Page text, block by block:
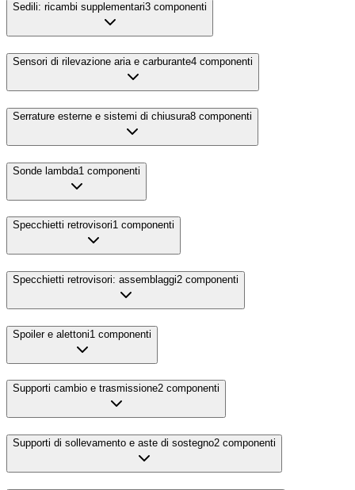
Sedili: ricambi supplementari3 componenti
Sensori di rilevazione aria e carburante4 componenti
Serrature esterne e sistemi di chiusura8 componenti
Sonde lambda1 componenti
Specchietti retrovisori1 componenti
Specchietti retrovisori: assemblaggi2 componenti
Spoiler e alettoni1 componenti
Supporti cambio e trasmissione2 componenti
Supporti di sollevamento e aste di sostegno2 componenti